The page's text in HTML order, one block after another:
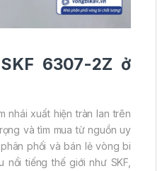
6307-2Z ở
nhái xuất hiện tràn lan trên
và tìm mua từ nguồn uy
phối và bán lẻ vòng bi
tiếng thế giới như SKF,